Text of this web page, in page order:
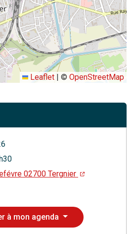
Leaflet | © OpenStreetMap
02700 Tergnier
à mon agenda